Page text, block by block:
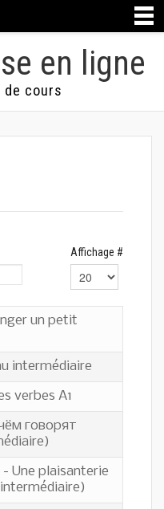
en ligne
de cours
Affichage #
un petit
intermédiaire
verbes A1
говорят
Une plaisanterie